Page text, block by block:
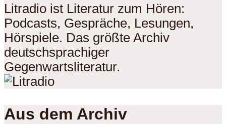
Litradio ist Literatur zum Hören:
Podcasts, Gespräche, Lesungen,
Hörspiele. Das größte Archiv
deutschsprachiger
Gegenwartsliteratur.
Aus dem Archiv